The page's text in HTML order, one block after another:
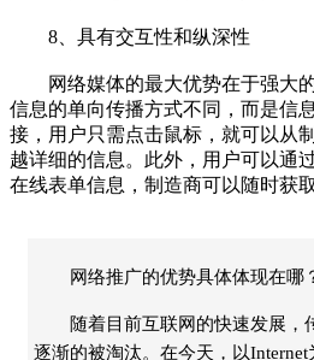
8、具有交互性和纵深性
网络媒体的最大优势在于强大的
信息的单向传播方式不同，而是信
接，用户只需点击鼠标，就可以从
越详细的信息。此外，用户可以通
在线表单信息，制造商可以随时获
网络推广的优势具体体现在哪
随着目前互联网的快速发展，
逐渐的被淘汰。在今天，以